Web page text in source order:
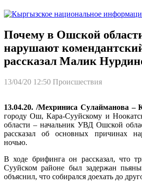
Почему в Ошской
нарушают
рассказал Малик
13/04/20 12:50 Происшествия
13.04.20. /Мехриниса Сулайманова –
городу Ош, Кара-Сууйскому и
области – начальник УВД Ошской
рассказал об основных причинах
ночью.
В ходе брифинга он рассказал, что
Сууйском районе был задержан
объяснил, что собирался доехать до